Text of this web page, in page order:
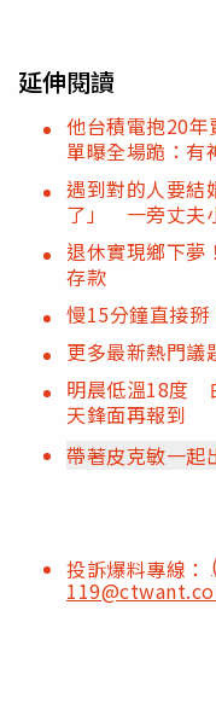
延伸閱讀
他台積電抱20
單曝全場跪：有
遇到對的人要結
了」 一旁丈夫
退休實現鄉下夢
存款
慢15分鐘直接
更多最新熱門議
明晨低溫18度
天鋒面再報到
帶著皮克敏一起
投訴爆料專線：